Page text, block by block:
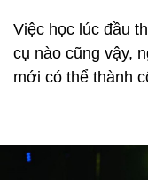
Việc học lúc đầu
cụ nào cũng vậy,
mới có thể thành